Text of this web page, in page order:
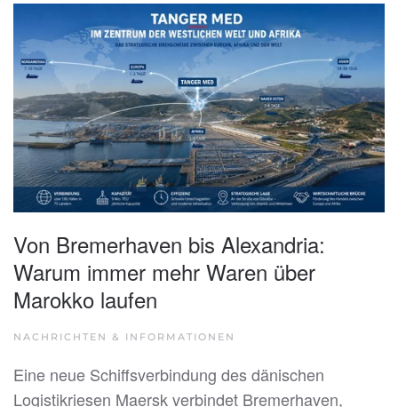
Von Bremerhaven bis Alexandria:
Warum immer mehr Waren über
Marokko laufen
NACHRICHTEN & INFORMATIONEN
Eine neue Schiffsverbindung des dänischen
Logistikriesen Maersk verbindet Bremerhaven,